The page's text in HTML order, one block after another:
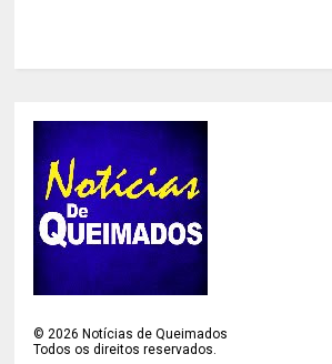
© 2026 Notícias de Queimados
Todos os direitos reservados.